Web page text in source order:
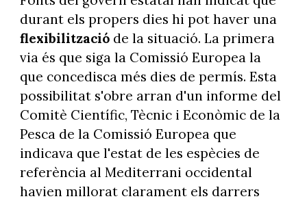
durant els propers dies hi pot haver una
flexibilitzacióde la situació. La primera
via és que siga la Comissió Europea la
que concedisca més dies de permís. Esta
possibilitat s'obre arran d'un informe del
Comitè Científic, Tècnic i Econòmic de la
Pesca de la Comissió Europea que
indicava que l'estat de les espècies de
referència al Mediterrani occidental
havien millorat clarament els darrers